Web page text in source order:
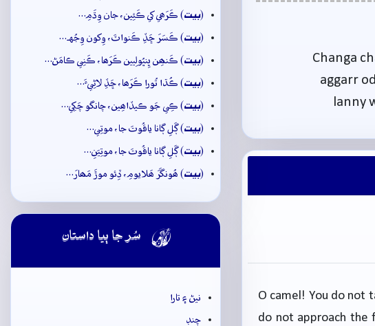
Changa
aggarr
lanny
O camel! You do not
do not approach the
(بيت) ڪَرَھي کي ڪَئِين، جان وِڌَمِ…
(بيت) ڪَسَرَ ڇَڏِ ڪَنواٽَ، وِکون وِجُهہ…
(بيت) ڪَنھِن ڀِنڀُولِيين ڪَرَھا، ڪَنِي ڪامَڻ…
(بيت) ڪُڌا تُورا ڪَرَھا، ڇَڏِ لاڻِيءَ…
(بيت) ڪِي جَو ڪيڏاھِين، چانگو چَکِي…
(بيت) ڳَلِ ڳانا ياقُوتَ جا، موتِي…
(بيت) ڳَلِ ڳانا ياقُوتَ جا، موتِيَنِ…
(بيت) ھُونگَرَ ھَلايومِ، ڏِئو موڙَ مَھارَ…
 سُر جا ٻيا داستان
نيڻ ۽ تارا
چنڊ